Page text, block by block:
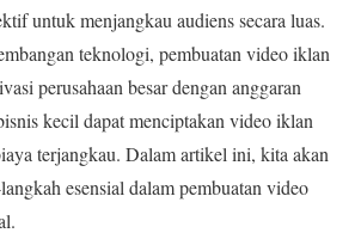
untuk menjangkau audiens secara luas.
teknologi, pembuatan video iklan
perusahaan besar dengan anggaran
kecil dapat menciptakan video iklan
terjangkau. Dalam artikel ini, kita akan
esensial dalam pembuatan video